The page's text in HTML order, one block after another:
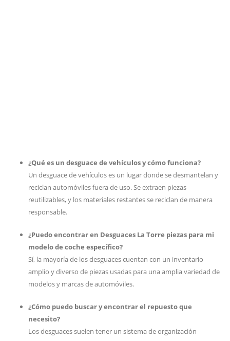
¿Qué es un desguace de vehículos y cómo funciona?
Un desguace de vehículos es un lugar donde se desmantelan y
reciclan automóviles fuera de uso. Se extraen piezas
reutilizables, y los materiales restantes se reciclan de manera
responsable.
¿Puedo encontrar en Desguaces La Torre piezas para mi
modelo de coche específico?
Sí, la mayoría de los desguaces cuentan con un inventario
amplio y diverso de piezas usadas para una amplia variedad de
modelos y marcas de automóviles.
¿Cómo puedo buscar y encontrar el repuesto que
necesito?
Los desguaces suelen tener un sistema de organización